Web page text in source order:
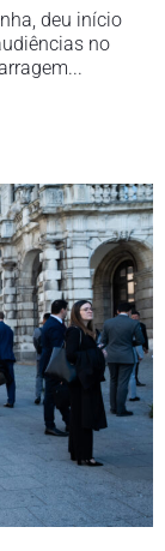
deu início
no